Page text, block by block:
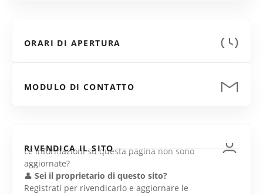
ORARI DI APERTURA
MODULO DI CONTATTO
RIVENDICA IL SITO
Le informazioni su questa pagina non sono
aggiornate?
👤 Sei il proprietario di questo sito?
Registrati per rivendicarlo e aggiornare le